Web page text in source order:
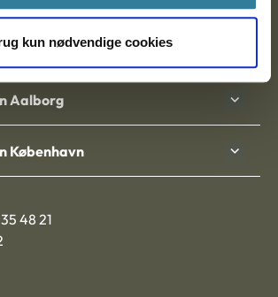
kun nødvendige cookies
Aalborg
København
48 21